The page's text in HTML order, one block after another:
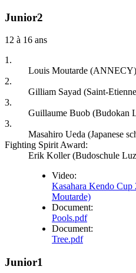
Junior2
12 à 16 ans
1.
Louis Moutarde (ANNECY)
2.
Gilliam Sayad (Saint-
3.
Guillaume Buob (Budokan
3.
Masahiro Ueda (Japanese
Fighting Spirit Award:
Erik Koller (Budoschule
Video:
Kasahara Kendo Cup
Moutarde)
Document:
Pools.pdf
Document:
Tree.pdf
Junior1